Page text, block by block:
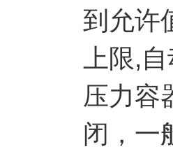
到允许
上限,
压力容
闭，一